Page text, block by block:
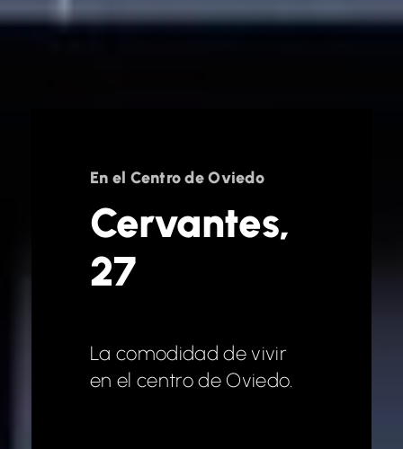
En el Centro de Oviedo
Cervantes,
27
La comodidad de vivir
en el centro de Oviedo.